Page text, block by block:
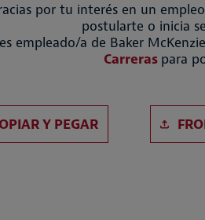
por tu interés en un
postularte o inicia
empleado/a de Baker
Carreras para
Y PEGAR